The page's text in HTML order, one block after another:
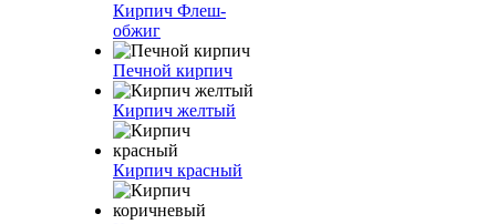
Кирпич Флеш-
обжиг
Печной кирпич
Кирпич желтый
Кирпич красный